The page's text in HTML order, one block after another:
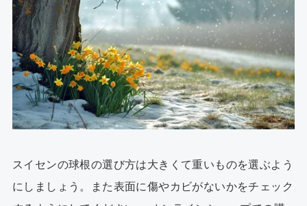
スイセンの球根の選び方は大きくて重いものを選ぶよう
にしましょう。また表面に傷やカビがないかをチェック